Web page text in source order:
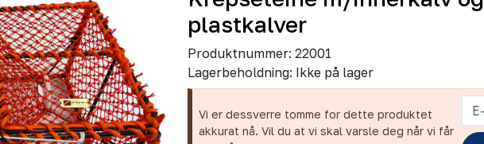
plastkalver
Produktnummer: 22001
Lagerbeholdning: Ikke på lager
Vi er dessverre tomme for dette produktet
akkurat nå. Vil du at vi skal varsle deg når vi får